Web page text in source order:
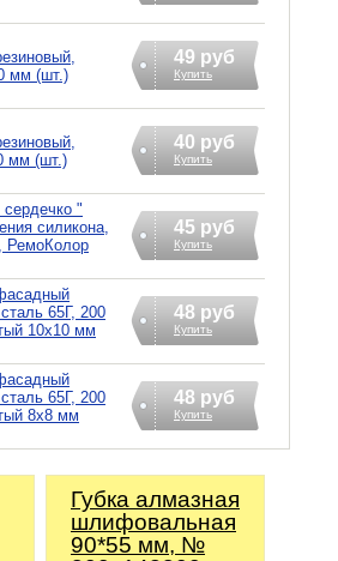
мм (шт.)
49 руб
Купить
мм (шт.)
40 руб
Купить
"
силикона,
РемоКолор
45 руб
Купить
65Г, 200
10х10 мм
48 руб
Купить
65Г, 200
8х8 мм
48 руб
Купить
Губка алмазная
шлифовальная
90*55 мм, №